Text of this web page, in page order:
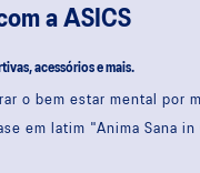
a ASICS
acessórios e mais.
o bem estar mental por
em latim "Anima Sana